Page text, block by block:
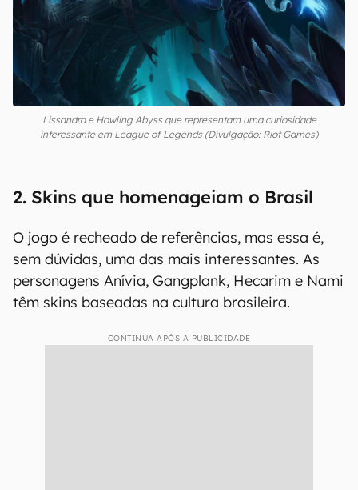
Gélida referenciando às Três Irmãs e a batalha
contra os Observadores. Para os que
acompanham a 'lore' do jogo é um ' easter egg
interessante, encontrado facilmente no YouTube
Lissandra e Howling Abyss que representam uma curiosidade